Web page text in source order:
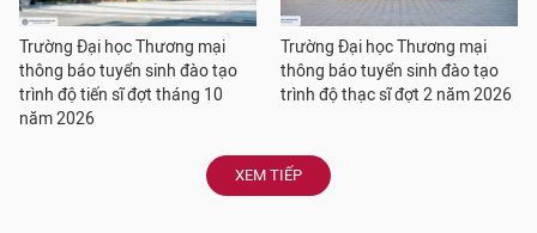
Trường Đại học Thương mại
thông báo tuyển sinh đào tạo
trình độ tiến sĩ đợt tháng 10
năm 2026
Trường Đại học Thương mại
thông báo tuyển sinh đào tạo
trình độ thạc sĩ đợt 2 năm 2026
XEM TIẾP